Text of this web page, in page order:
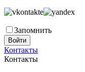
Запомнить
Войти
Контакты
Контакты